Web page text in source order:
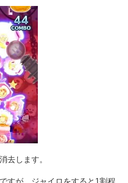
去します。
すが、ジャイロをすると1割程